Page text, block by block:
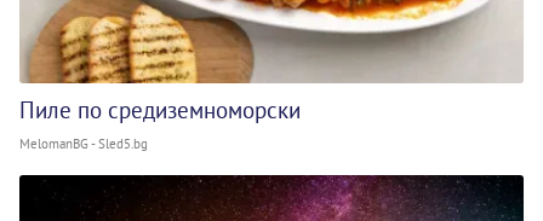
Пиле по средиземноморски
MelomanBG - Sled5.bg